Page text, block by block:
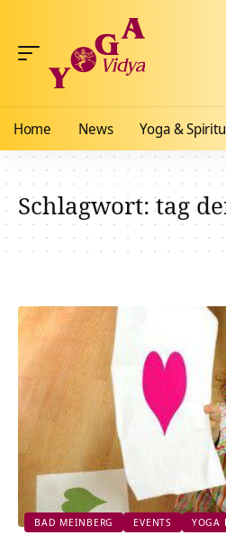
Home News Yoga &
Schlagwort:tag
BAD MEINBERG EVENTS YOGA